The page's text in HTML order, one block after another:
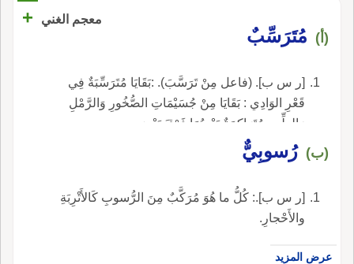
معجم الغني +
(أ) مُتَرَسِّبٌ
[ر س ب]. (فاعل مِنْ تَرَسَّبَ). :بَقَايَا مُتَرَسِّبَةٌ فِي
قَعْرِ الوَادِي : بَقَايَا مِنْ جُسَيْمَاتِ الصُّخُورِ وَالرَّمْلِ
وَالطِّينِ مُتَرَاكِمَةٌ بَعْضُهَا فَوْقَ بَعْضٍ.
(ب) رُسوبِيٌّ
[ر س ب].: كُلُّ ما هُوَ مُرَكَّبٌ مِنَ الرُّسوبِ كَالأَتْرِبَةِ
والأَحْجارِ.
عرض المزيد